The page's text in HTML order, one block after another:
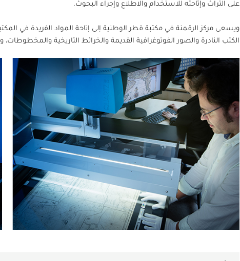
على التراث وإتاحته للاستخدام والاطلاع وإجراء البحوث.
ويسعى مركز الرقمنة في مكتبة قطر الوطنية إلى إتاحة المواد الفريدة في
الكتب النادرة والصور الفوتوغرافية القديمة والخرائط التاريخية والمخطوطات،